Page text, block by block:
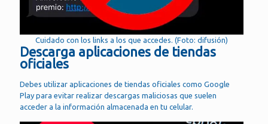
Cuidado con los links a los que accedes. (Foto: difusión)
Descarga aplicaciones de tiendas
oficiales
Debes utilizar aplicaciones de tiendas oficiales como Google
Play para evitar realizar descargas maliciosas que suelen
acceder a la información almacenada en tu celular.